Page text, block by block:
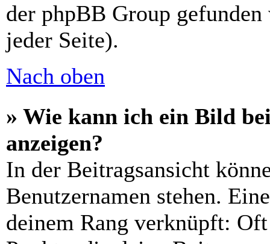
der phpBB Group
jeder Seite).
Nach oben
» Wie kann ich ein Bild
anzeigen?
In der Beitragsansicht
Benutzernamen stehen.
deinem Rang verknüpft: